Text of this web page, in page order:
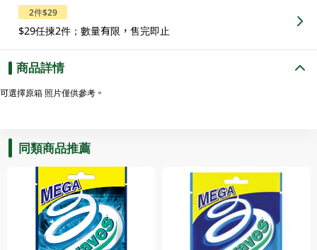
2件$29
$29任揀2件；數量有限，售完即止
商品詳情
可選擇原箱 照片僅供參考。
同類商品推薦